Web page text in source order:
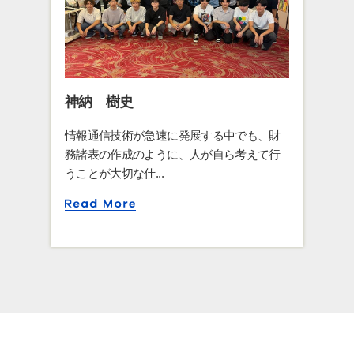
神納 樹史
情報通信技術が急速に発展する中でも、財
務諸表の作成のように、人が自ら考えて行
うことが大切な仕...